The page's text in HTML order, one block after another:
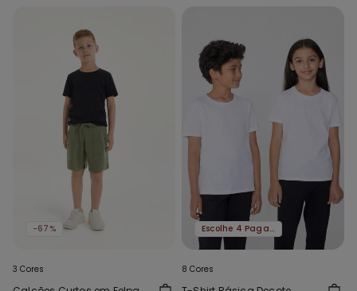
-67%
3 Cores
Escolhe 4 Paga 3
8 Cores